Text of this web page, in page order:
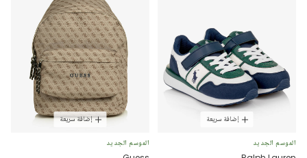
إضافة سريعة
الموسم الجديد
إضافة سريعة
الموسم الجديد